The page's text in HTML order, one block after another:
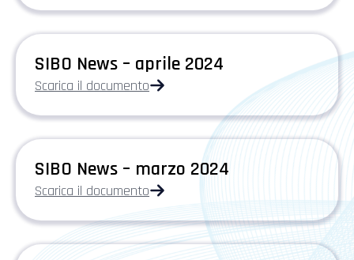
SIBO News – aprile 2024
Scarica il documento
SIBO News – marzo 2024
Scarica il documento